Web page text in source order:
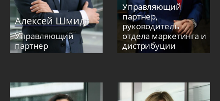
Алексей Шмидт
Управляющий
партнер
Управляющий
партнер,
руководитель
отдела маркетинга и
дистрибуции